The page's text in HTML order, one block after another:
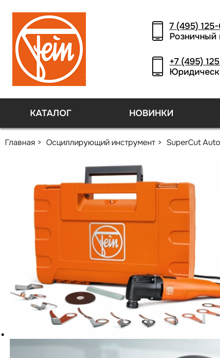
7 (495)
Розничный
+7 (495)
КАТАЛОГ НОВИНКИ
Главная Осциллирующий инструмент SuperCut